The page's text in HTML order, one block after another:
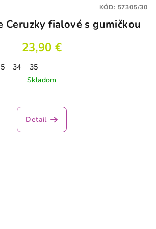
Ceruzky fialové s gumičkou
23,90 €
34
35
Skladom
Detail
KÓD: 57305/30